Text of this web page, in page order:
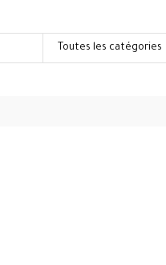
Toutes les catégories